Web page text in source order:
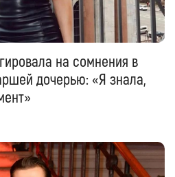
на сомнения в
дочерью: «Я знала,